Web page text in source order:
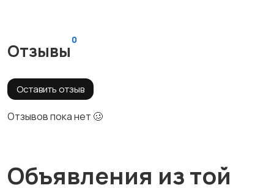
Отзывы
0
Оставить отзыв
Отзывов пока нет 🥴
Объявления из той